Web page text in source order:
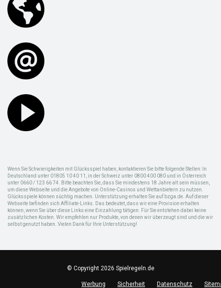
Wenn Sie Schwierigkeiten mit Glücksspiel haben, kontaktieren Sie bitte folgende Stellen: In
Deutschland unter 01805 10 40 11, in der Schweiz unter 0800 400 080 und in Österreich
unter 0660 / 123 66 74. Bitte beachten Sie, dass Sie mindestens 18 Jahre alt sein müssen,
um diese Webseite und die Angebote von Online-Casinos und Wettanbietern zu nutzen.
Glücksspiele können süchtig machen. Unterstützung erhalten Sie auf bzga.de. Auf dieser
Webseite befinden sich Affiliate-Links. Das bedeutet, dass wir eine Provision erhalten
können, wenn Sie über diese Links eine Einzahlung tätigen. Für Sie entstehen dabei keine
zusätzlichen Kosten. Wir empfehlen nur Produkte, von denen wir überzeugt sind und die wir
selbst genutzt haben. Vielen Dank für Ihre Unterstützung!
© Copyright 2026 Spielregeln.de
Werbung Sicherheit Datenschutz